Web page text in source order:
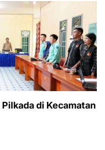
di Kecamatan